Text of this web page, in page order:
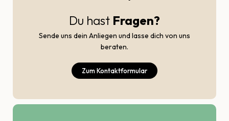
Du hast Fragen?
Sende uns dein Anliegen und lasse dich von uns
beraten.
Zum Kontaktformular